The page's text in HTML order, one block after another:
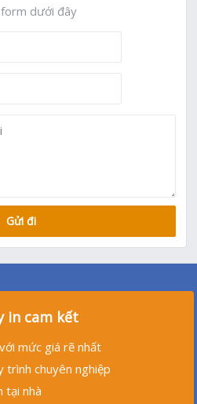
form dưới đây
in cam kết
mức giá rẽ nhất
trình chuyên nghiệp
tại nhà